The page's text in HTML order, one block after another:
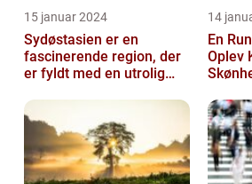
15 januar 2024
Sydøstasien er en
fascinerende region, der
er fyldt med en utrolig
en blandi...
14
En
Oplev